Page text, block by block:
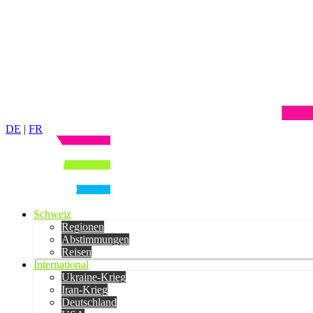
DE | FR
Schweiz
Regionen
Abstimmungen
Reisen
International
Ukraine-Krieg
Iran-Krieg
Deutschland